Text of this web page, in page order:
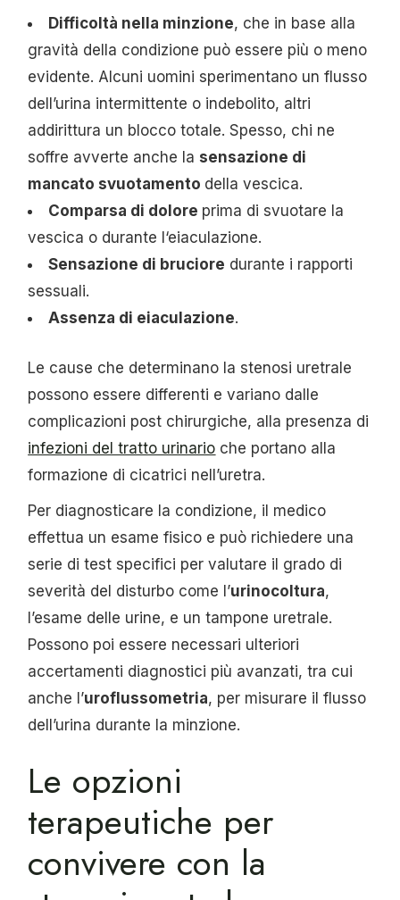
Difficoltà nella minzione, che in base alla
gravità della condizione può essere più o meno
evidente. Alcuni uomini sperimentano un flusso
dell’urina intermittente o indebolito, altri
addirittura un blocco totale. Spesso, chi ne
soffre avverte anche la sensazione di
mancato svuotamento della vescica.
Comparsa di dolore prima di svuotare la
vescica o durante l‘eiaculazione.
Sensazione di bruciore durante i rapporti
sessuali.
Assenza di eiaculazione.
Le cause che determinano la stenosi uretrale
possono essere differenti e variano dalle
complicazioni post chirurgiche, alla presenza di
infezioni del tratto urinario che portano alla
formazione di cicatrici nell’uretra.
Per diagnosticare la condizione, il medico
effettua un esame fisico e può richiedere una
serie di test specifici per valutare il grado di
severità del disturbo come l’urinocoltura,
l’esame delle urine, e un tampone uretrale.
Possono poi essere necessari ulteriori
accertamenti diagnostici più avanzati, tra cui
anche l’uroflussometria, per misurare il flusso
dell’urina durante la minzione.
Le opzioni
terapeutiche per
convivere con la